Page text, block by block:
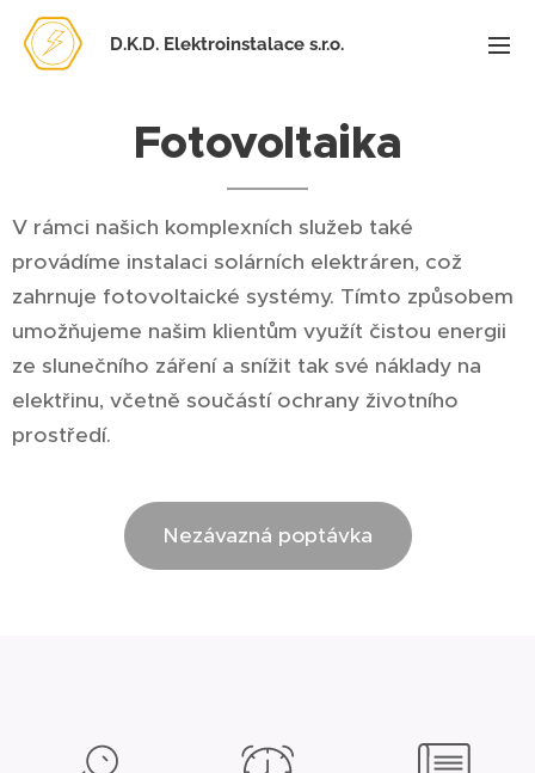
D.K.D. Elektroinstalace s.r.o.
Fotovoltaika
V rámci našich komplexních služeb také
provádíme instalaci solárních elektráren, což
zahrnuje fotovoltaické systémy. Tímto způsobem
umožňujeme našim klientům využít čistou energii
ze slunečního záření a snížit tak své náklady na
elektřinu, včetně součástí ochrany životního
prostředí.
Nezávazná poptávka